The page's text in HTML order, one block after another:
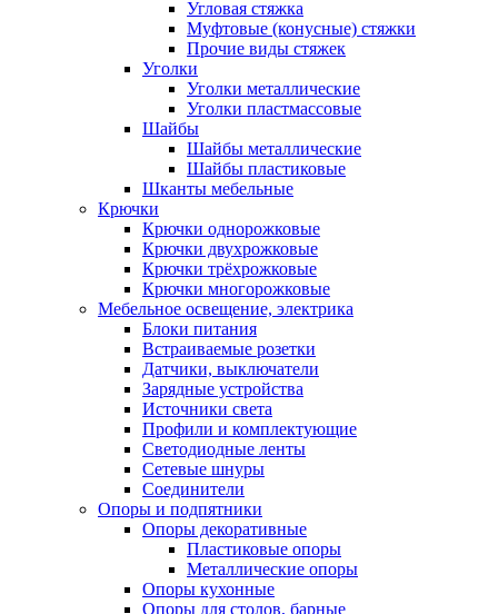
Угловая стяжка
Муфтовые (конусные) стяжки
Прочие виды стяжек
Уголки
Уголки металлические
Уголки пластмассовые
Шайбы
Шайбы металлические
Шайбы пластиковые
Шканты мебельные
Крючки
Крючки однорожковые
Крючки двухрожковые
Крючки трёхрожковые
Крючки многорожковые
Мебельное освещение, электрика
Блоки питания
Встраиваемые розетки
Датчики, выключатели
Зарядные устройства
Источники света
Профили и комплектующие
Светодиодные ленты
Сетевые шнуры
Соединители
Опоры и подпятники
Опоры декоративные
Пластиковые опоры
Металлические опоры
Опоры кухонные
Опоры для столов, барные